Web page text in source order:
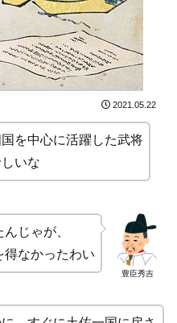
2021.05.22
を中心に活躍した武将
いな
豊臣秀吉
じゃが、
得なかったわい